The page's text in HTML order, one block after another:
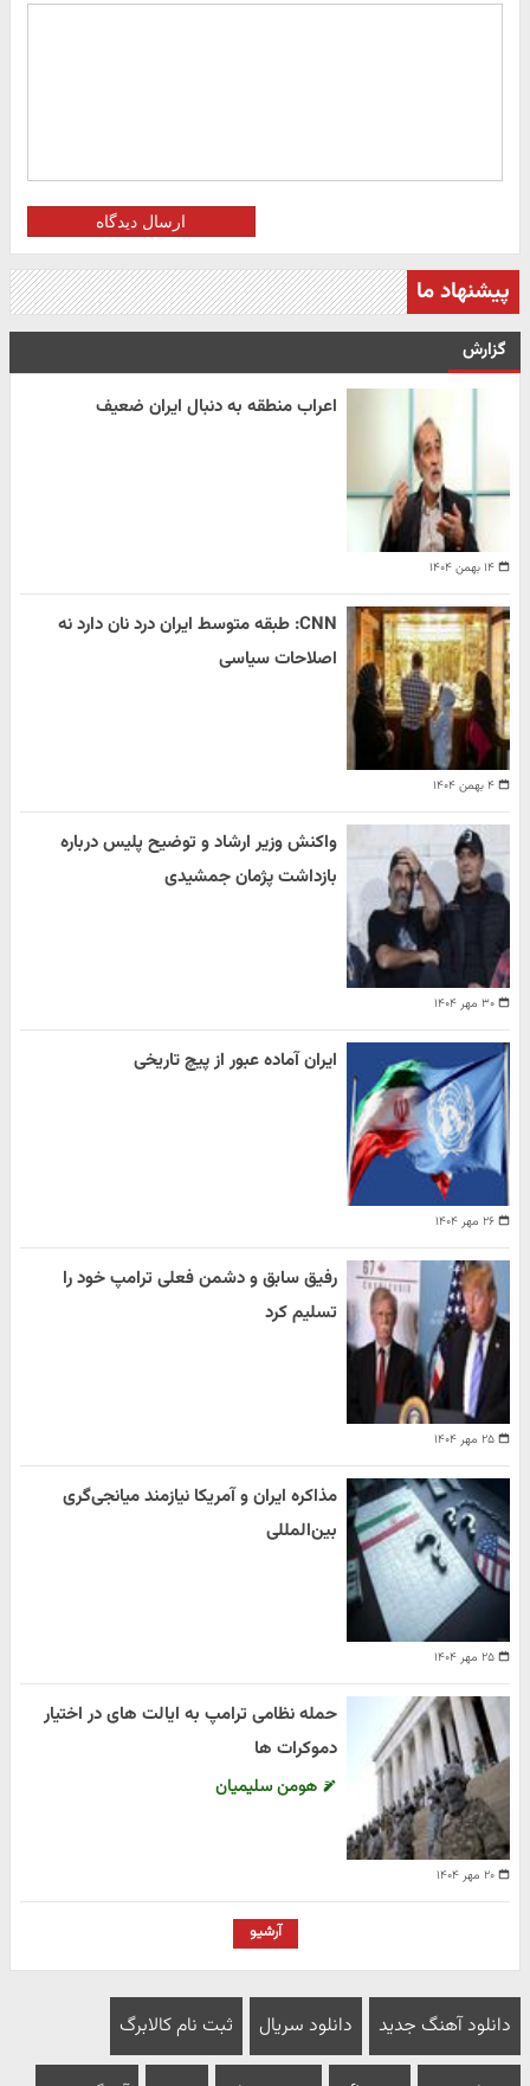
ارسال دیدگاه
پیشنهاد ما
گزارش
۱۴ بهمن ۱۴۰۴
اعراب منطقه به دنبال ایران ضعیف
۴ بهمن ۱۴۰۴
CNN: طبقه متوسط ایران درد نان دارد نه
اصلاحات سیاسی
۳۰ مهر ۱۴۰۴
واکنش وزیر ارشاد و توضیح پلیس درباره
بازداشت پژمان جمشیدی
۲۶ مهر ۱۴۰۴
ایران آماده عبور از پیچ تاریخی
۲۵ مهر ۱۴۰۴
رفیق سابق و دشمن فعلی ترامپ خود را
تسلیم کرد
۲۵ مهر ۱۴۰۴
مذاکره ایران و آمریکا نیازمند میانجی‌گری
بین‌المللی
۲۰ مهر ۱۴۰۴
حمله نظامی ترامپ به ایالت های در اختیار
دموکرات ها
هومن سلیمیان
آرشیو
دانلود آهنگ جدید دانلود سریال ثبت نام کالابرگ